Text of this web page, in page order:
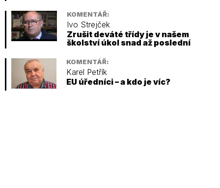
KOMENTÁŘ:
Ivo Strejček
Zrušit deváté třídy je v našem
školství úkol snad až poslední
KOMENTÁŘ:
Karel Petřík
EU úředníci – a kdo je víc?